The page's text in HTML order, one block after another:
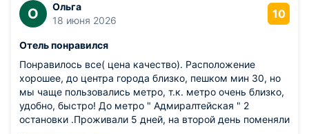
О
Ольга
18 июня 2026
10
Отель понравился
Понравилось все( цена качество). Расположение
хорошее, до центра города близко, пешком мин 30, но
мы чаще пользовались метро, т.к. метро очень близко,
удобно, быстро! До метро " Адмиралтейская " 2
остановки .Проживали 5 дней, на второй день поменяли